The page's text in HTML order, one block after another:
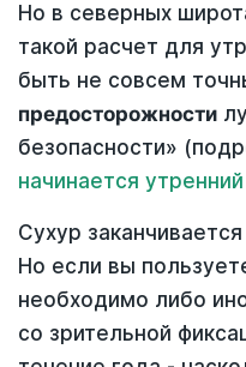
Но в северных
такой расчет для
быть не совсем
предосторожности
безопасности»
начинается
Сухур
Но если вы
необходимо либо
со зрительной